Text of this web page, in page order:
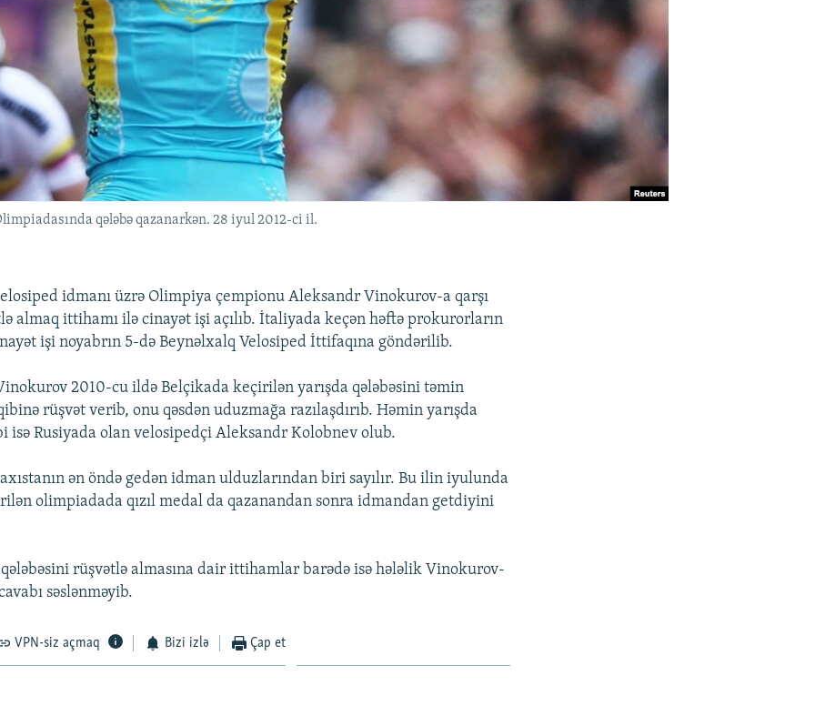
qələbə qazanarkən. 28 iyul 2012-ci il.
idmanı üzrə Olimpiya çempionu Aleksandr Vinokurov-a qarşı
almaq ittihamı ilə cinayət işi açılıb. İtaliyada keçən həftə prokurorların
işi noyabrın 5-də Beynəlxalq Velosiped İttifaqına göndərilib.
2010-cu ildə Belçikada keçirilən yarışda qələbəsini təmin
rüşvət verib, onu qəsdən uduzmağa razılaşdırıb. Həmin yarışda
isə Rusiyada olan velosipedçi Aleksandr Kolobnev olub.
ən öndə gedən idman ulduzlarından biri sayılır. Bu ilin iyulunda
olimpiadada qızıl medal da qazanandan sonra idmandan getdiyini
rüşvətlə almasına dair ittihamlar barədə isə hələlik Vinokurov-
səslənməyib.
VPN-siz açmaq Bizi izlə Çap et